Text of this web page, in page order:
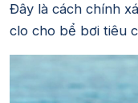
Đây là cách chính
clo cho bể bơi tiêu